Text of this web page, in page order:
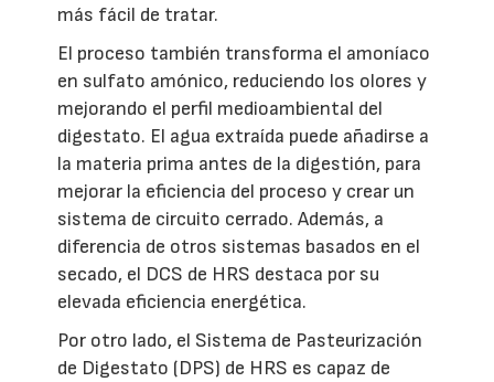
más fácil de tratar.
El proceso también transforma el amoníaco
en sulfato amónico, reduciendo los olores y
mejorando el perfil medioambiental del
digestato. El agua extraída puede añadirse a
la materia prima antes de la digestión, para
mejorar la eficiencia del proceso y crear un
sistema de circuito cerrado. Además, a
diferencia de otros sistemas basados en el
secado, el DCS de HRS destaca por su
elevada eficiencia energética.
Por otro lado, el Sistema de Pasteurización
de Digestato (DPS) de HRS es capaz de